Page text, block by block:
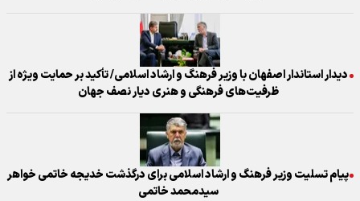
دیدار استاندار اصفهان با وزیر فرهنگ و ارشاد اسلامی/ تأکید بر حمایت ویژه از
ظرفیت‌های فرهنگی و هنری دیار نصف جهان
پیام تسلیت وزیر فرهنگ و ارشاد اسلامی برای درگذشت خدیجه خاتمی خواهر
سیدمحمد خاتمی